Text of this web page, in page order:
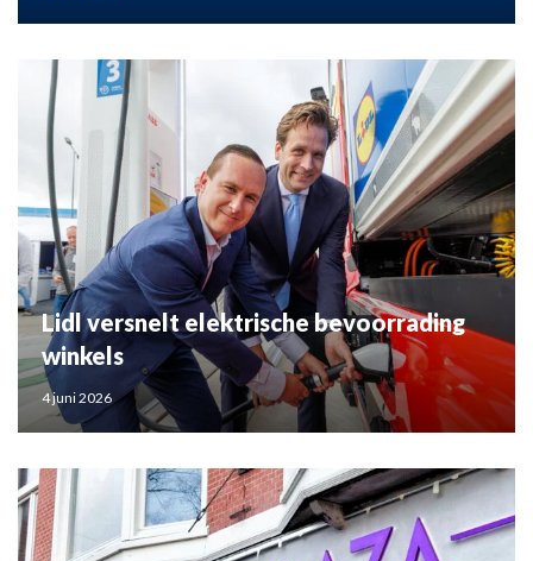
Lidl versnelt elektrische bevoorrading
winkels
4 juni 2026